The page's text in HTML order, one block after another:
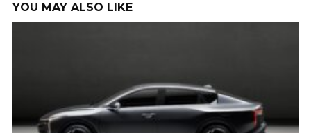
YOU MAY ALSO LIKE